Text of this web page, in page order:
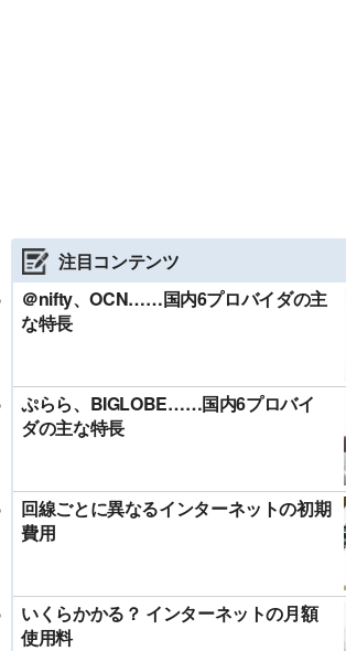
注目コンテンツ
＠nifty、OCN……国内6プロバイダの主
な特長
ぷらら、BIGLOBE……国内6プロバイ
ダの主な特長
回線ごとに異なるインターネットの初期
費用
いくらかかる？ インターネットの月額
使用料